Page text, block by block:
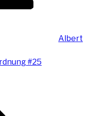
Albert
#25